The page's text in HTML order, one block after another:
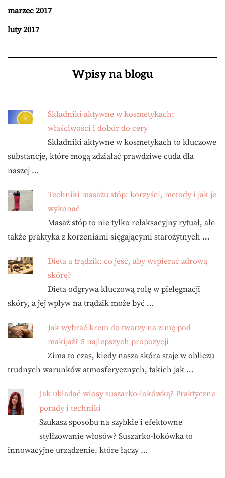
marzec 2017
luty 2017
Wpisy na blogu
Składniki aktywne w kosmetykach:
właściwości i dobór do cery
Składniki aktywne w kosmetykach to kluczowe
substancje, które mogą zdziałać prawdziwe cuda dla
naszej …
Techniki masażu stóp: korzyści, metody i jak je
wykonać
Masaż stóp to nie tylko relaksacyjny rytuał, ale
także praktyka z korzeniami sięgającymi starożytnych …
Dieta a trądzik: co jeść, aby wspierać zdrową
skórę?
Dieta odgrywa kluczową rolę w pielęgnacji
skóry, a jej wpływ na trądzik może być …
Jak wybrać krem do twarzy na zimę pod
makijaż? 5 najlepszych propozycji
Zima to czas, kiedy nasza skóra staje w obliczu
trudnych warunków atmosferycznych, takich jak …
Jak układać włosy suszarko-lokówką? Praktyczne
porady i techniki
Szukasz sposobu na szybkie i efektowne
stylizowanie włosów? Suszarko-lokówka to
innowacyjne urządzenie, które łączy …